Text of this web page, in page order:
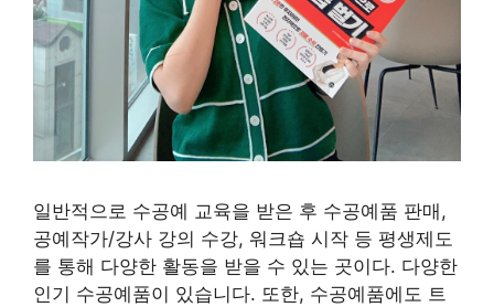
일반적으로 수공예 교육을 받은 후 수공예품 판매,
공예작가/강사 강의 수강, 워크숍 시작 등 평생제도
를 통해 다양한 활동을 받을 수 있는 곳이다. 다양한
인기 수공예품이 있습니다. 또한, 수공예품에도 트